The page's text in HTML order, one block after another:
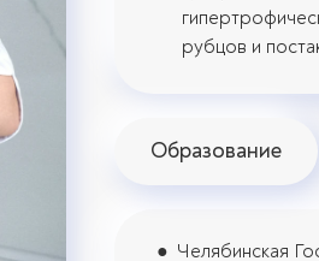
рубцов и
Образование
Челябинская